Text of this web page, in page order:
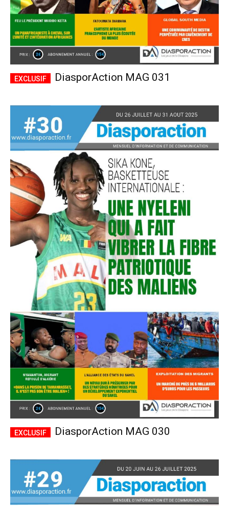
DiasporAction MAG 031
DiasporAction MAG 030